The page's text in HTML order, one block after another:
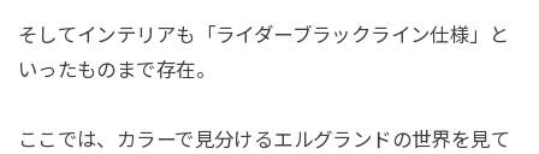
そしてインテリアも「ライダーブラックライン仕様」と
いったものまで存在。
ここでは、カラーで見分けるエルグランドの世界を見て